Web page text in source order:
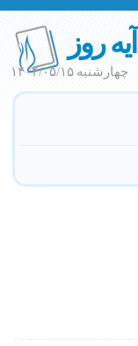
آیه روز
چهارشنبه ۱۴۰۴/۰۵/۱۵